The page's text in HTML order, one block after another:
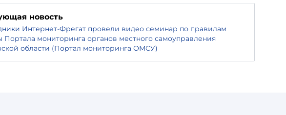
новость
Интернет-Фрегат провели видео семинар по правилам
Портала мониторинга органов местного самоуправления
области (Портал мониторинга ОМСУ)